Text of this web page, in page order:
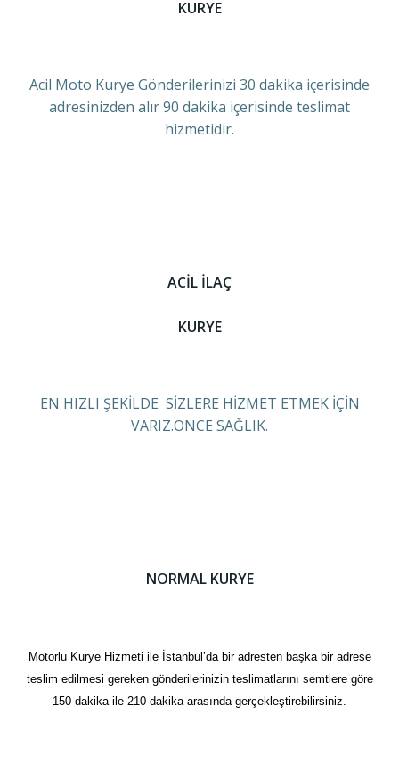
KURYE
Acil Moto Kurye Gönderilerinizi 30 dakika içerisinde
adresinizden alır 90 dakika içerisinde teslimat
hizmetidir.
ACİL İLAÇ
KURYE
EN HIZLI ŞEKİLDE SİZLERE HİZMET ETMEK İÇİN
VARIZ.ÖNCE SAĞLIK.
NORMAL KURYE
Motorlu Kurye Hizmeti ile İstanbul’da bir adresten başka bir adrese
teslim edilmesi gereken gönderilerinizin teslimatlarını semtlere göre
150 dakika ile 210 dakika arasında gerçekleştirebilirsiniz.